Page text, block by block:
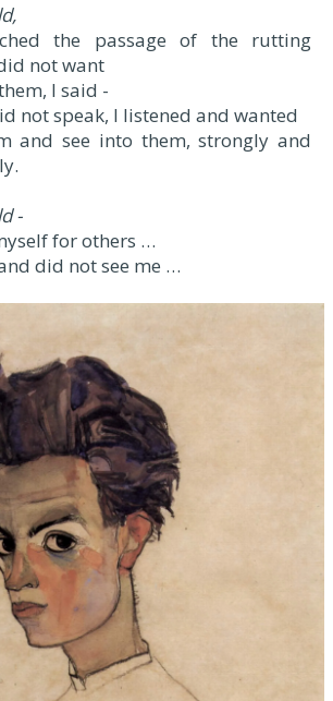
the passage of the rutting
not want
I said -
not speak, I listened and wanted
and see into them, strongly and
-
for others …
did not see me …